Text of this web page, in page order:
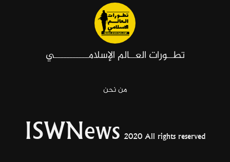
تطــورات العــالم الإسلامـــــــــــي
من نحن
ISWNews 2020 All rights reserved